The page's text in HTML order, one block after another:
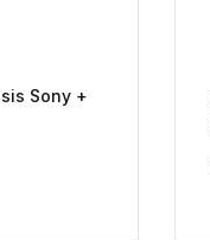
Sony +